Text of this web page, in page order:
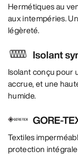
Hermétiques au
aux intempéries.
légèreté.
Isolant
Isolant conçu pour
accrue, et une
humide.
GORE-
Textiles
protection